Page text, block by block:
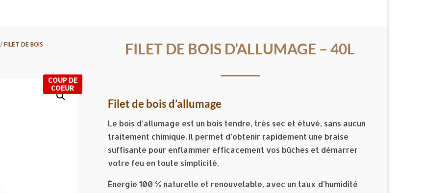
/ FILET DE BOIS
COUP DE
COEUR
FILET DE BOIS D’ALLUMAGE – 40L
Filet de bois d’allumage
Le bois d’allumage est un bois tendre, très sec et étuvé, sans aucun
traitement chimique. Il permet d’obtenir rapidement une braise
suffisante pour enflammer efficacement vos bûches et démarrer
votre feu en toute simplicité.
Énergie 100 % naturelle et renouvelable, avec un taux d’humidité